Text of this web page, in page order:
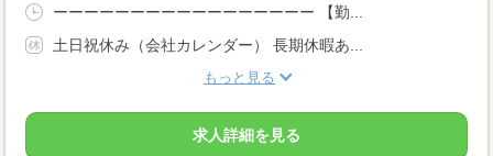
ーーーーーーーーーーーーーーーーー 【勤...
土日祝休み（会社カレンダー） 長期休暇あ...
もっと見る
求人詳細を見る